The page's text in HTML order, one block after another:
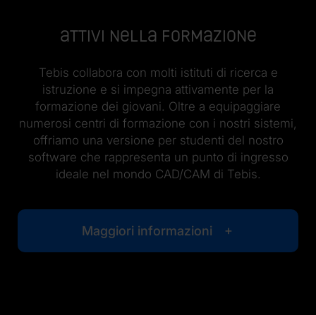
Attivi nella formazione
Tebis collabora con molti istituti di ricerca e
istruzione e si impegna attivamente per la
formazione dei giovani. Oltre a equipaggiare
numerosi centri di formazione con i nostri sistemi,
offriamo una versione per studenti del nostro
software che rappresenta un punto di ingresso
ideale nel mondo CAD/CAM di Tebis.
Maggiori informazioni